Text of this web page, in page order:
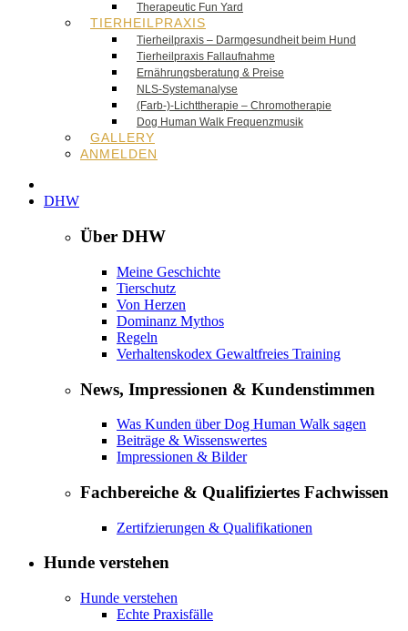
Therapeutic Fun Yard
TIERHEILPRAXIS
Tierheilpraxis – Darmgesundheit beim Hund
Tierheilpraxis Fallaufnahme
Ernährungsberatung & Preise
NLS-Systemanalyse
(Farb-)-Lichttherapie – Chromotherapie
Dog Human Walk Frequenzmusik
GALLERY
ANMELDEN
DHW
Über DHW
Meine Geschichte
Tierschutz
Von Herzen
Dominanz Mythos
Regeln
Verhaltenskodex Gewaltfreies Training
News, Impressionen & Kundenstimmen
Was Kunden über Dog Human Walk sagen
Beiträge & Wissenswertes
Impressionen & Bilder
Fachbereiche & Qualifiziertes Fachwissen
Zertifzierungen & Qualifikationen
Hunde verstehen
Hunde verstehen
Echte Praxisfälle